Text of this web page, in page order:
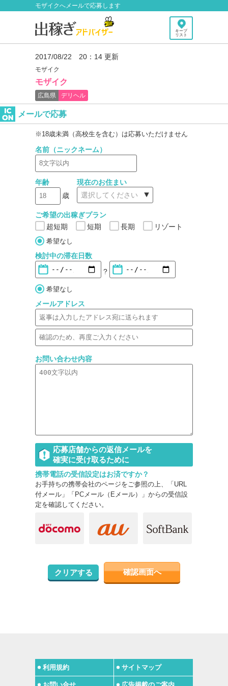
モザイクへメールで応募します
キープ
リスト
2017/08/22 20：14 更新
モザイク
モザイク
広島県 デリヘル
メールで応募
※18歳未満（高校生を含む）は応募いただけません
名前（ニックネーム）
年齢
歳
現在のお住まい
ご希望の出稼ぎプラン
超短期
短期 長期 リゾート
希望なし
検討中の滞在日数
?
希望なし
メールアドレス
お問い合わせ内容
応募店舗からの返信メールを
確実に受け取るために
携帯電話の受信設定はお済ですか？
お手持ちの携帯会社のページをご参照の上、「URL
付メール」「PCメール（Eメール）」からの受信設
定を確認してください。
クリアする 確認画面へ
利用規約 サイトマップ